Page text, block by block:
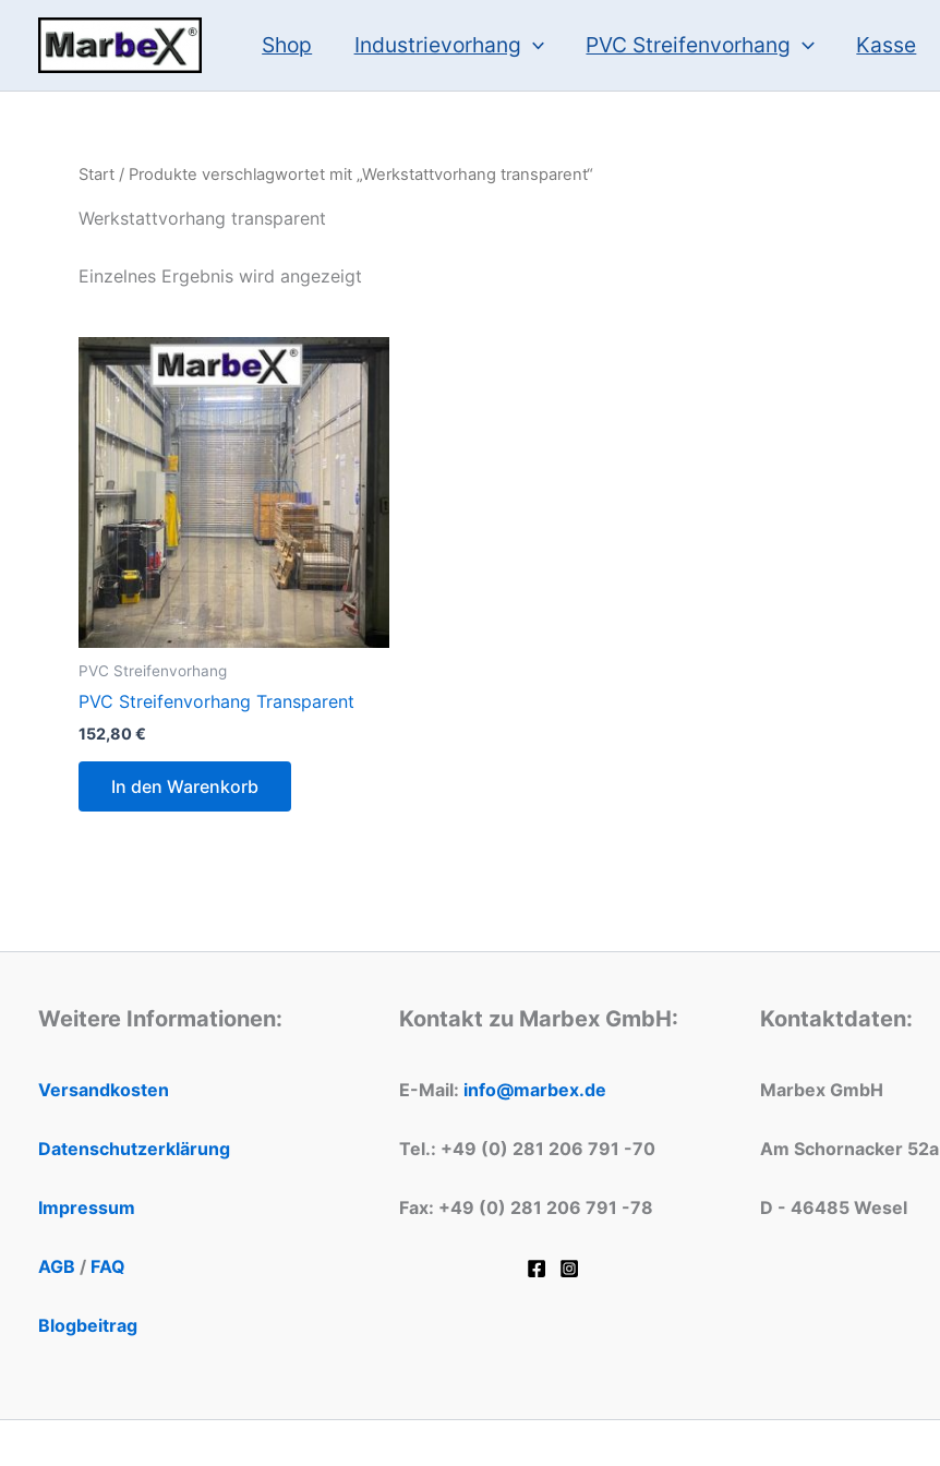
springen
Shop Industrievorhang PVC Streifenvorhang Kasse
Start / Produkte verschlagwortet mit „Werkstattvorhang transparent“
Werkstattvorhang transparent
Einzelnes Ergebnis wird angezeigt
PVC Streifenvorhang
PVC Streifenvorhang Transparent
152,80€
In den Warenkorb
Weitere Informationen:
Versandkosten
Datenschutzerklärung
Impressum
AGB / FAQ
Blogbeitrag
Kontakt zu Marbex GmbH:
E-Mail: info@marbex.de
Tel.: +49 (0) 281 206 791 -70
Fax: +49 (0) 281 206 791 -78
Kontaktdaten:
Marbex GmbH
Am Schornacker 52a
D - 46485 Wesel